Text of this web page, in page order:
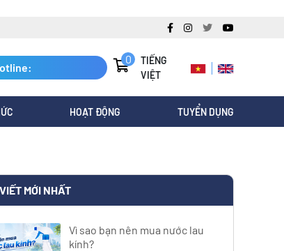
0
TIẾNG
VIỆT
HOẠT ĐỘNG TUYỂN DỤNG
MỚI NHẤT
Vì sao bạn nên mua nước lau
kính?